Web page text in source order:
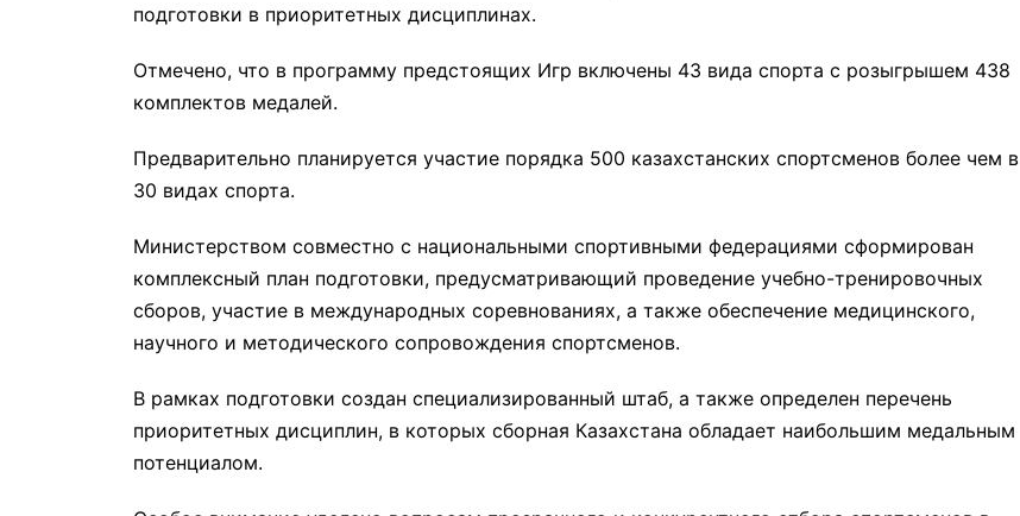
подготовки в приоритетных дисциплинах.
Отмечено, что в программу предстоящих Игр включены 43 вида спорта с розыгрышем 438
комплектов медалей.
Предварительно планируется участие порядка 500 казахстанских спортсменов более чем в
30 видах спорта.
Министерством совместно с национальными спортивными федерациями сформирован
комплексный план подготовки, предусматривающий проведение учебно-тренировочных
сборов, участие в международных соревнованиях, а также обеспечение медицинского,
научного и методического сопровождения спортсменов.
В рамках подготовки создан специализированный штаб, а также определен перечень
приоритетных дисциплин, в которых сборная Казахстана обладает наибольшим медальным
потенциалом.